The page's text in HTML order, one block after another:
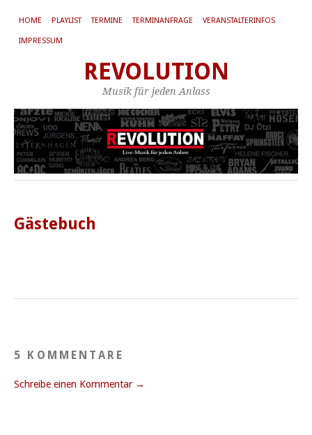
HOME PLAYLIST TERMINE TERMINANFRAGE VERANSTALTERINFOS
IMPRESSUM
REVOLUTION
Musik für jeden Anlass
Gästebuch
5 KOMMENTARE
Schreibe einen Kommentar →